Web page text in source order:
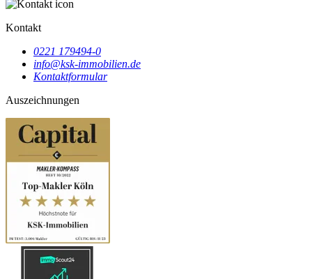
Kontakt
0221 179494-0
info@ksk-immobilien.de
Kontaktformular
Auszeichnungen